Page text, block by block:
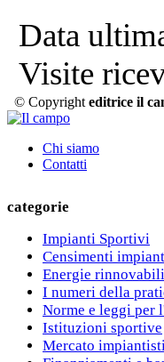
Data
Visite
© Copyright editrice il
Chi siamo
Contatti
categorie
Impianti Sportivi
Censimenti
Energie
I numeri della
Norme e leggi per
Istituzioni sportive
Mercato